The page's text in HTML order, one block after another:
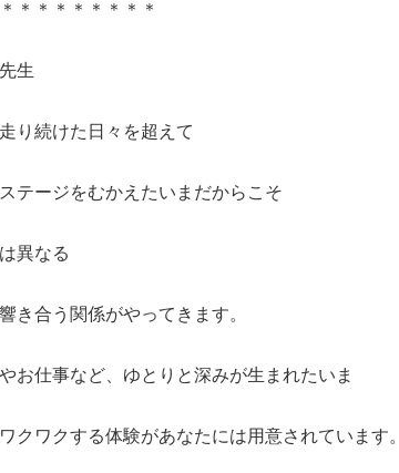
＊＊＊＊＊＊＊＊
り続けた日々を超えて
テージをむかえたいまだからこそ
異なる
き合う関係がやってきます。
お仕事など、ゆとりと深みが生まれたいま
クワクする体験があなたには用意されています。